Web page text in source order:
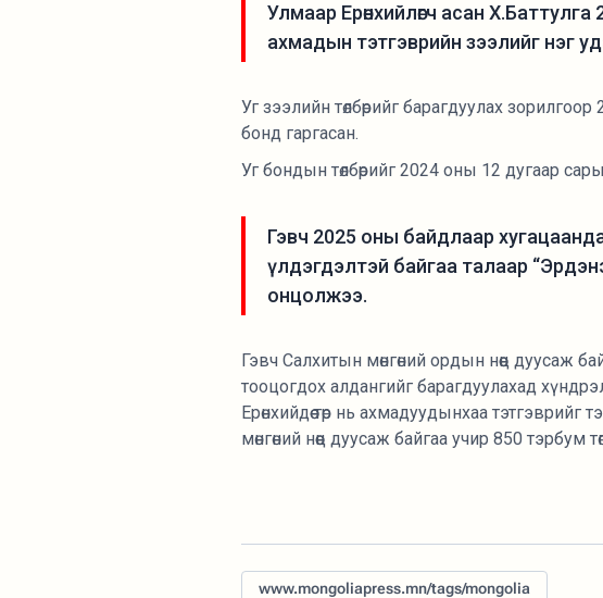
Улмаар Ерөнхийлөгч асан
ахмадын тэтгэврийн зээлийг нэг
Уг зээлийн төлбөрийг барагдуулах
бонд гаргасан.
Уг бондын төлбөрийг 2024 оны 12 дугаар
Гэвч 2025 оны байдлаар хугацаандаа
үлдэгдэлтэй байгаа талаар
онцолжээ.
Гэвч Салхитын мөнгөний ордын нөөц дуусаж
тооцогдох алдангийг барагдуулахад
Ерөнхийдөө төр нь ахмадуудынхаа
мөнгөний нөөц дуусаж байгаа учир 850 тэрбум
www.mongoliapress.mn/tags/mongolia